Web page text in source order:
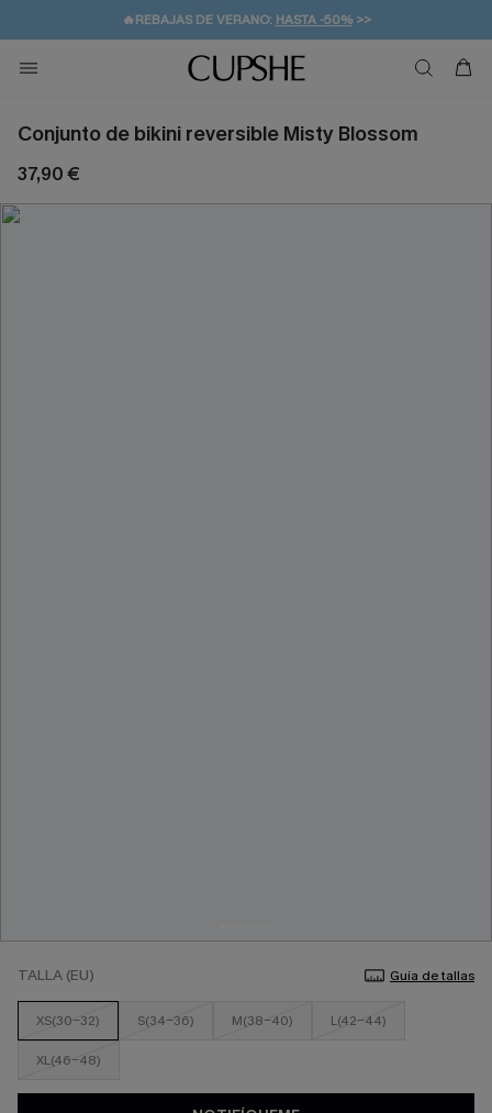
👒PROMOCIÓN DE VERANO:-10% EN 2 VESTIDOS
💌¡SUSCRIBIRSE & GANAR -10% EXTRA!
🚚ENVÍO GRATUITO A PARTIR DE 49 € >>
Conjunto de bikini reversible Misty Blossom
37,90 €
TALLA (EU) Guía de tallas
XS(30-32) S(34-36) M(38-40) L(42-44)
XL(46-48)